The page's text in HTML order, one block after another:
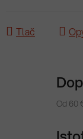
Tlač
Od 60